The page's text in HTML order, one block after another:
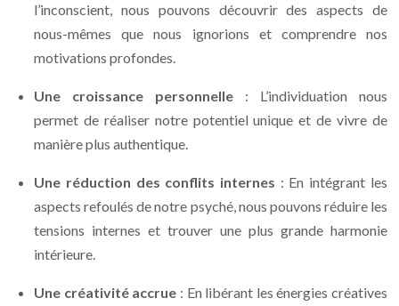
l’inconscient, nous pouvons découvrir des aspects de
nous-mêmes que nous ignorions et comprendre nos
motivations profondes.
Une croissance personnelle : L’individuation nous
permet de réaliser notre potentiel unique et de vivre de
manière plus authentique.
Une réduction des conflits internes : En intégrant les
aspects refoulés de notre psyché, nous pouvons réduire les
tensions internes et trouver une plus grande harmonie
intérieure.
Une créativité accrue : En libérant les énergies créatives